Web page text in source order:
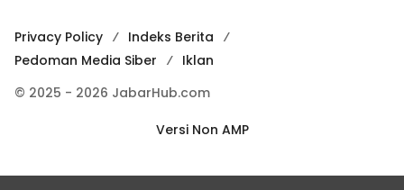
Privacy Policy
Indeks Berita
Pedoman Media Siber
Iklan
© 2025 - 2026 JabarHub.com
Versi Non AMP